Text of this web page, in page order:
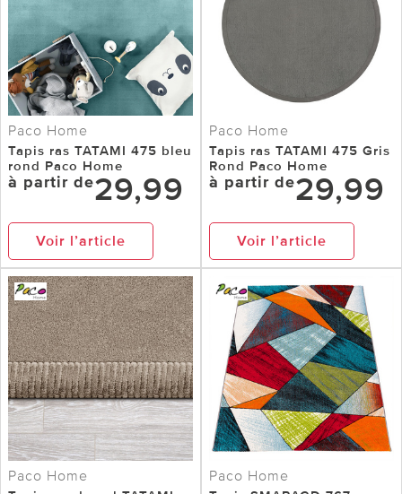
Paco Home
Tapis ras TATAMI 475 bleu
rond Paco Home
à partir de29,99
Voir l’article
Paco Home
Tapis ras TATAMI 475 Gris
Rond Paco Home
à partir de29,99
Voir l’article
Paco Home Paco Home